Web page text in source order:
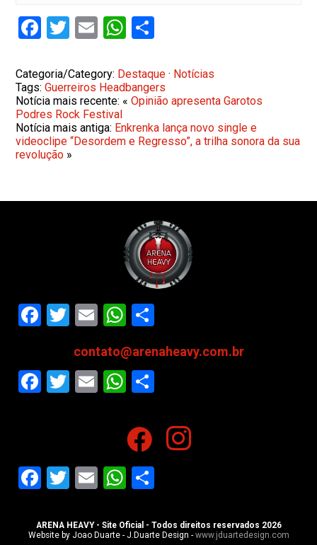
Facebook
Twitter
EmailWhatsApp
Categoria/Category: Destaque · Notícias
Tags:Guerreiros Headbangers
Notícia mais recente: «Opinião apresenta Garotos
Podres Rock Festival
Notícia mais antiga: Enkrenka lança novo single e
videoclipe “Desordem e Regresso”, a trilha sonora da sua
revolução »
Facebook
Twitter
EmailWhatsApp
contato@arenaheavy.com.br
Facebook
Twitter
EmailWhatsApp
Facebook
Twitter
EmailWhatsApp
ARENA HEAVY - Site Oficial - Todos direitos reservados 2026
Website by Joao Duarte - J.Duarte Design - www.jduartedesign.com